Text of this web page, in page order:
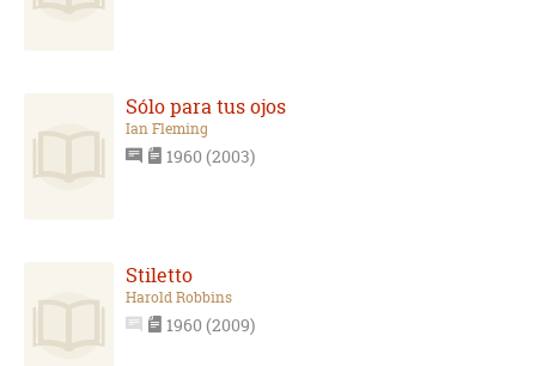
Sólo para tus ojos
Ian Fleming
1960 (2003)
Stiletto
Harold Robbins
1960 (2009)